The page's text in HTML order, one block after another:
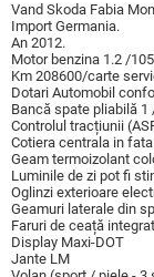
Vand Skoda Fabia
Import Germania.
An 2012.
Motor benzina 1.2 /
Km 208600/carte
Dotari Automobil
Bancă spate pliabilă 1
Controlul tracțiunii
Cotiera centrala in fata
Geam termoizolant
Luminile de zi pot fi
Oglinzi exterioare
Geamuri laterale din
Faruri de ceață
Display Maxi-DOT
Jante LM